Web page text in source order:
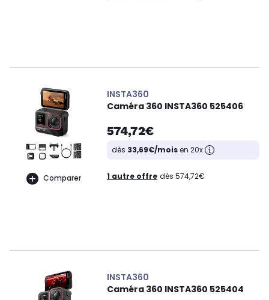
Comparer
INSTA360
Caméra 360 INSTA360 525406
574,72€
dès 33,69€/moisen 20x
1 autre offre dès 574,72€
INSTA360
Caméra 360 INSTA360 525404